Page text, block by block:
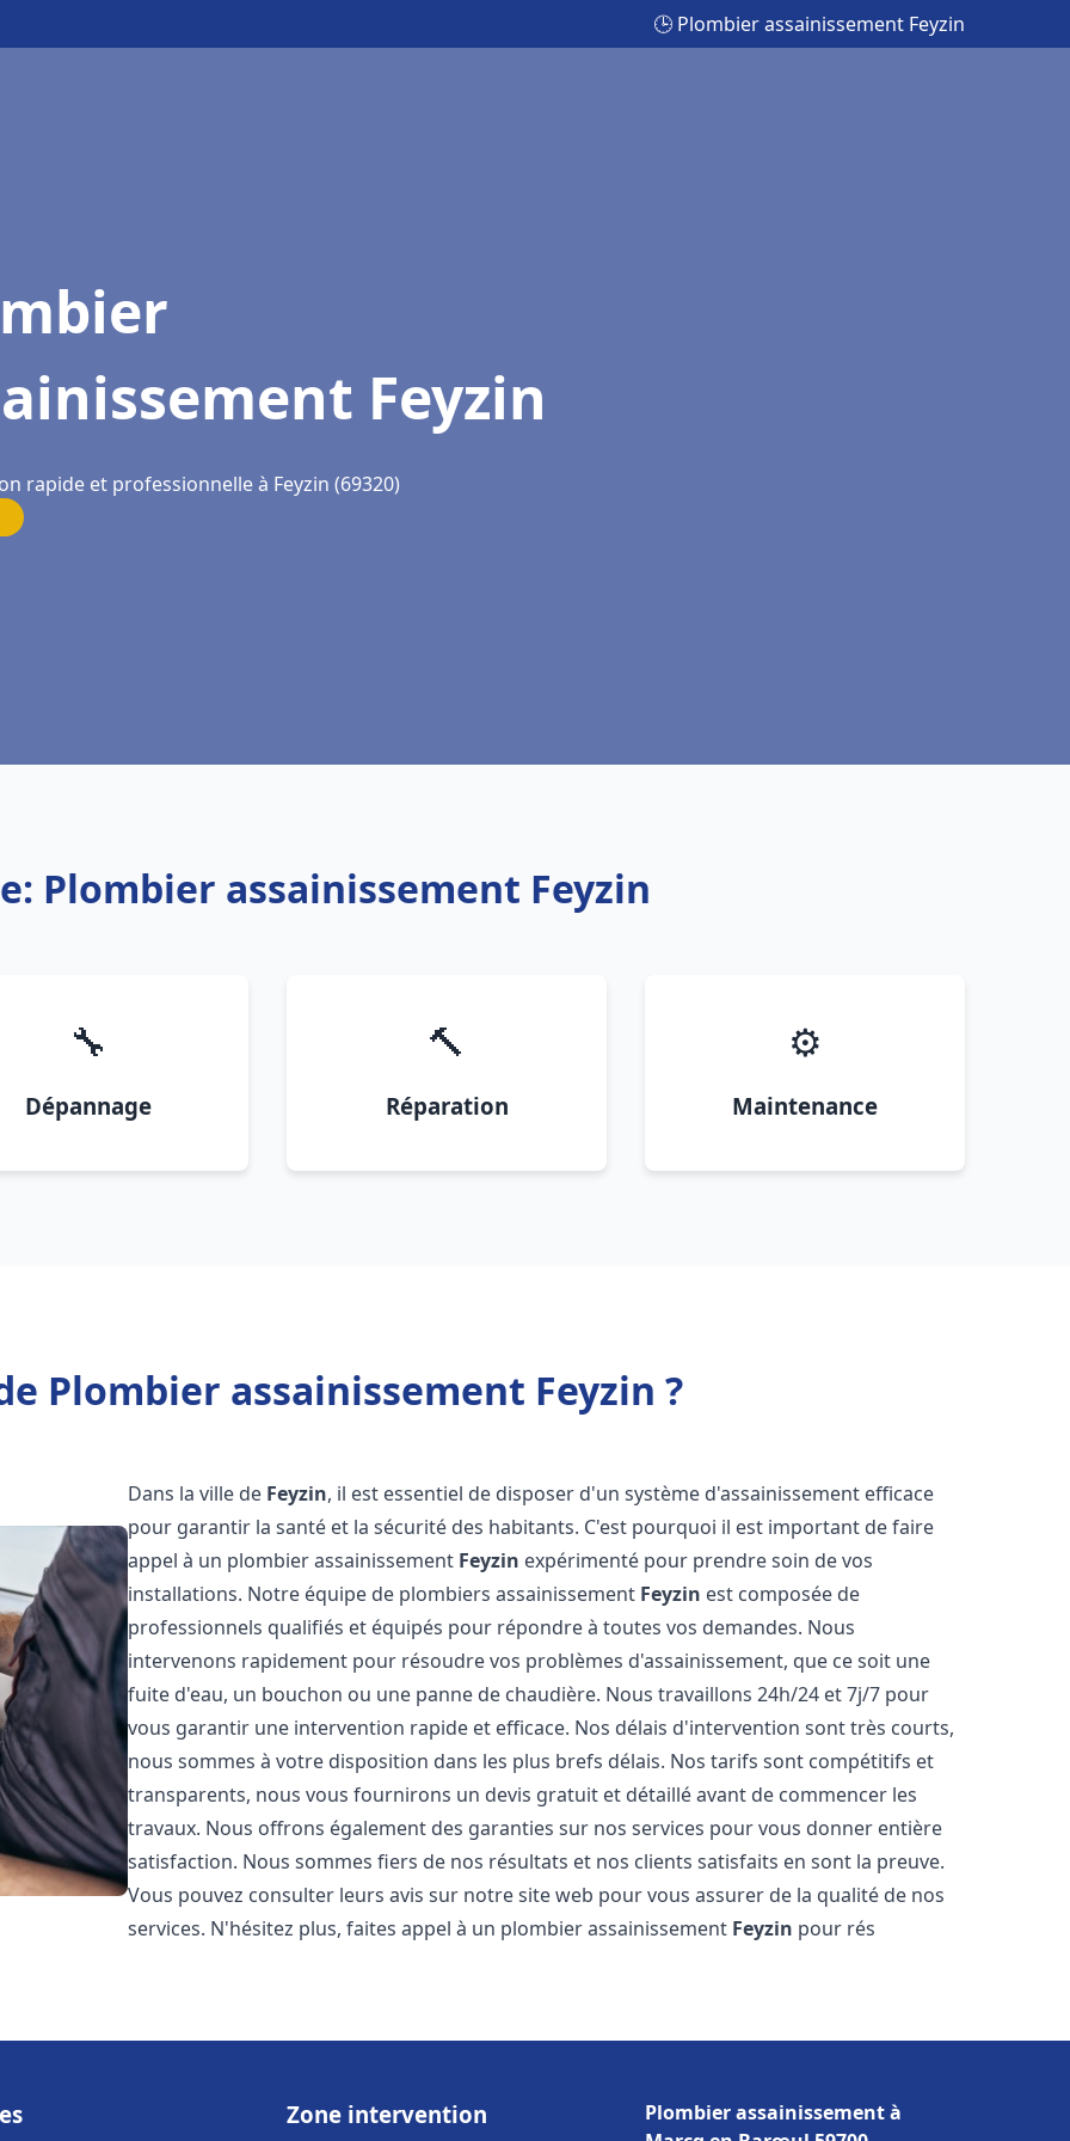
🕒 Plombier assainissement Feyzin
Feyzin
rapide et professionnelle à Feyzin (69320)
Plombier assainissement Feyzin
🔧
Dépannage
🔨
Réparation
⚙️
Maintenance
Plombier assainissement Feyzin ?
Dans la ville de Feyzin, il est essentiel de disposer d'un système d'assainissement efficace
pour garantir la santé et la sécurité des habitants. C'est pourquoi il est important de faire
appel à un plombier assainissement Feyzin expérimenté pour prendre soin de vos
installations. Notre équipe de plombiers assainissement Feyzin est composée de
professionnels qualifiés et équipés pour répondre à toutes vos demandes. Nous
intervenons rapidement pour résoudre vos problèmes d'assainissement, que ce soit une
fuite d'eau, un bouchon ou une panne de chaudière. Nous travaillons 24h/24 et 7j/7 pour
vous garantir une intervention rapide et efficace. Nos délais d'intervention sont très courts,
nous sommes à votre disposition dans les plus brefs délais. Nos tarifs sont compétitifs et
transparents, nous vous fournirons un devis gratuit et détaillé avant de commencer les
travaux. Nous offrons également des garanties sur nos services pour vous donner entière
satisfaction. Nous sommes fiers de nos résultats et nos clients satisfaits en sont la preuve.
Vous pouvez consulter leurs avis sur notre site web pour vous assurer de la qualité de nos
services. N'hésitez plus, faites appel à un plombier assainissement Feyzin pour rés
Zone intervention
Plombier assainissement à